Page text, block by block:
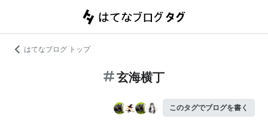
はてなブログ トップ
玄海横丁
このタグでブログを書く